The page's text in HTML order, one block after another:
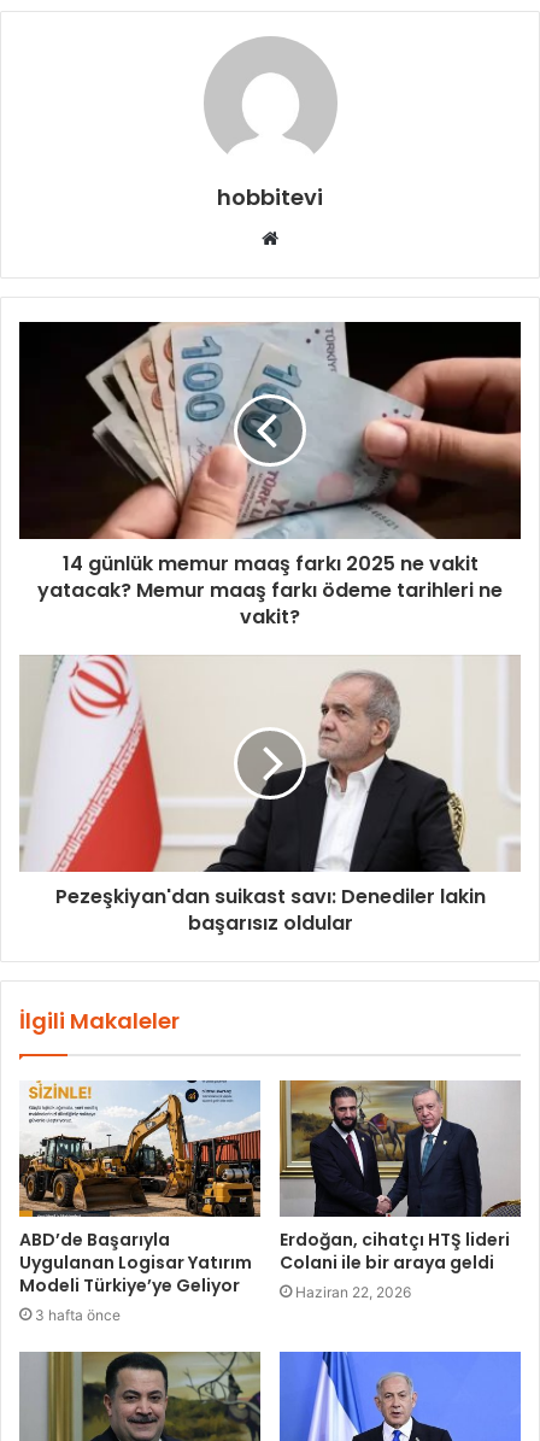
hobbitevi
Web
14 günlük memur maaş farkı 2025 ne vakit
yatacak? Memur maaş farkı ödeme tarihleri ne
vakit?
Pezeşkiyan'dan suikast savı: Denediler lakin
başarısız oldular
İlgili Makaleler
ABD’de Başarıyla
Uygulanan Logisar Yatırım
Modeli Türkiye’ye Geliyor
3 hafta önce
Erdoğan, cihatçı HTŞ lideri
Colani ile bir araya geldi
Haziran 22, 2026